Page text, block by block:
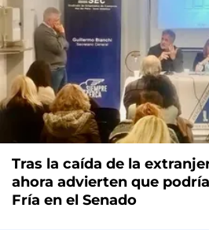
Tras la caída de la
ahora advierten que
Fría en el Senado